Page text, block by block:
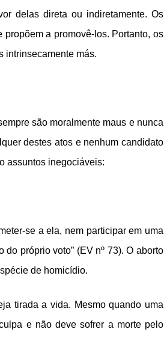
delas direta ou indiretamente. Os
a promovê-los. Portanto, os
intrinsecamente más.
são moralmente maus e nunca
destes atos e nenhum candidato
assuntos inegociáveis:
se a ela, nem participar em uma
próprio voto” (EV nº 73). O aborto
de homicídio.
tirada a vida. Mesmo quando uma
e não deve sofrer a morte pelo